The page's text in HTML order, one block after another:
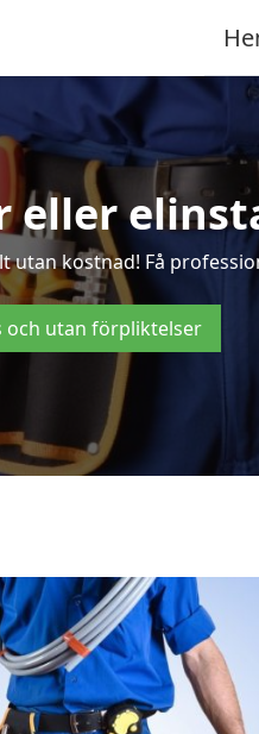
eller
kostnad! Få
och utan förpliktelser